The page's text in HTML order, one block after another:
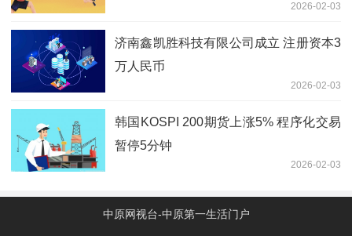
2026-02-03
济南鑫凯胜科技有限公司成立 注册资本3
万人民币
2026-02-03
韩国KOSPI 200期货上涨5% 程序化交易
暂停5分钟
2026-02-03
中原网视台-中原第一生活门户